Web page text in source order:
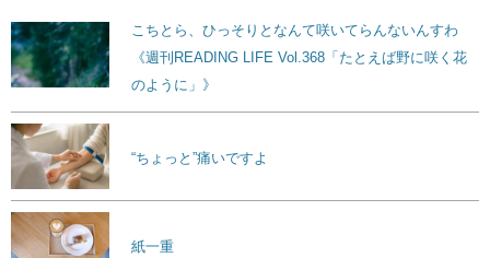
こちとら、ひっそりとなんて咲いてらんないんすわ
《週刊READING LIFE Vol.368「たとえば野に咲く花
のように」》
“ちょっと”痛いですよ
紙一重